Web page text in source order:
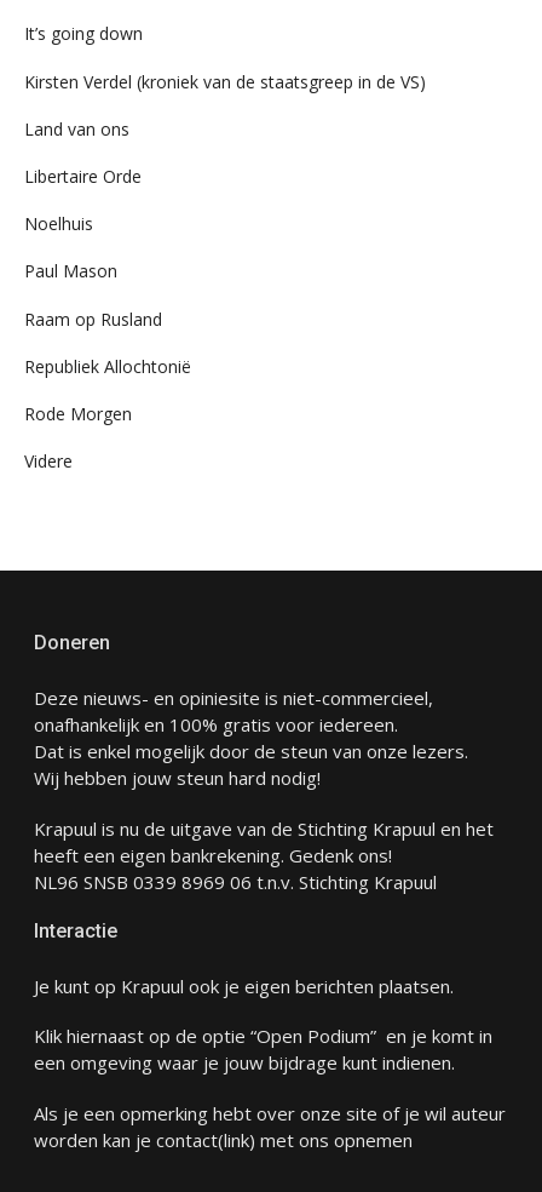
It’s going down
Kirsten Verdel (kroniek van de staatsgreep in de VS)
Land van ons
Libertaire Orde
Noelhuis
Paul Mason
Raam op Rusland
Republiek Allochtonië
Rode Morgen
Videre
Doneren
Deze nieuws- en opiniesite is niet-commercieel,
onafhankelijk en 100% gratis voor iedereen.
Dat is enkel mogelijk door de steun van onze lezers.
Wij hebben jouw steun hard nodig!
Krapuul is nu de uitgave van de Stichting Krapuul en het
heeft een eigen bankrekening. Gedenk ons!
NL96 SNSB 0339 8969 06 t.n.v. Stichting Krapuul
Interactie
Je kunt op Krapuul ook je eigen berichten plaatsen.
Klik hiernaast op de optie “Open Podium” en je komt in
een omgeving waar je jouw bijdrage kunt indienen.
Als je een opmerking hebt over onze site of je wil auteur
worden kan je contact(link) met ons opnemen